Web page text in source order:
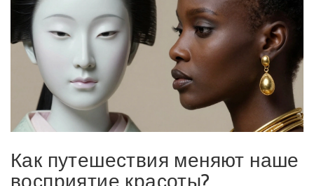
Как путешествия меняют наше